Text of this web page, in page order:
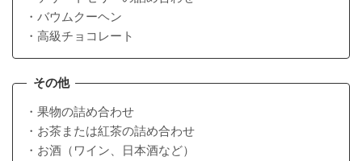
・バウムクーヘン
・高級チョコレート
その他
・果物の詰め合わせ
・お茶または紅茶の詰め合わせ
・お酒（ワイン、日本酒など）